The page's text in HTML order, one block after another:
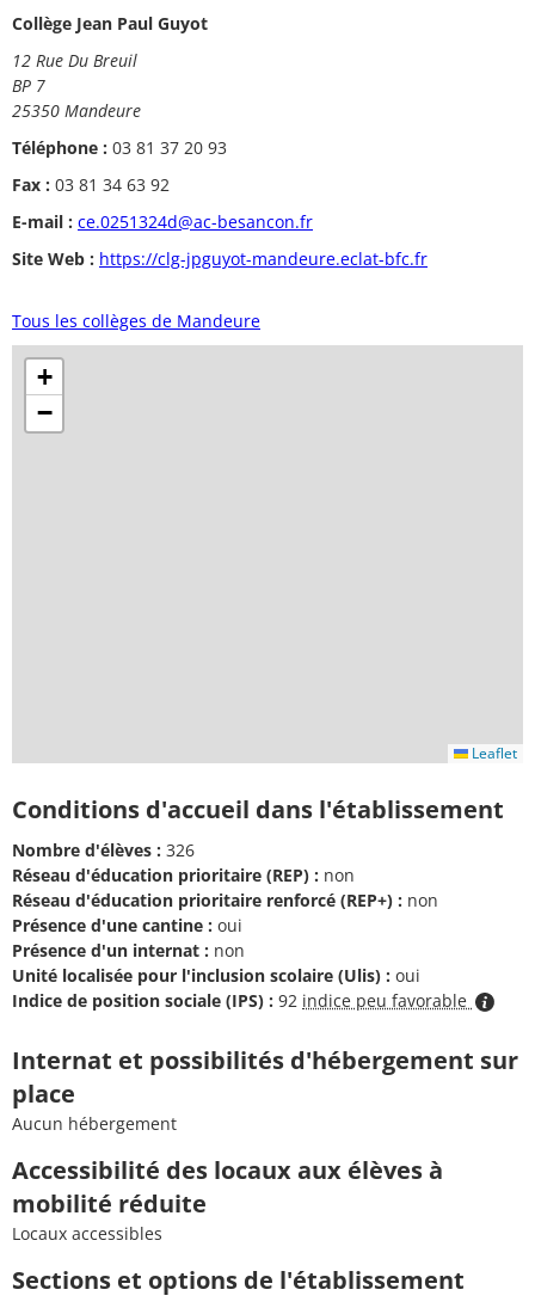
Collège Jean Paul Guyot
12 Rue Du Breuil
BP 7
25350 Mandeure
Téléphone : 03 81 37 20 93
Fax : 03 81 34 63 92
E-mail : ce.0251324d@ac-besancon.fr
Site Web : https://clg-jpguyot-mandeure.eclat-bfc.fr
Tous les collèges de Mandeure
+
−
Leaflet
Conditions d'accueil dans l'établissement
Nombre d'élèves : 326
Réseau d'éducation prioritaire (REP) : non
Réseau d'éducation prioritaire renforcé (REP+) : non
Présence d'une cantine : oui
Présence d'un internat : non
Unité localisée pour l'inclusion scolaire (Ulis) : oui
Indice de position sociale (IPS) : 92 indice peu favorable
Internat et possibilités d'hébergement sur
place
Aucun hébergement
Accessibilité des locaux aux élèves à
mobilité réduite
Locaux accessibles
Sections et options de l'établissement